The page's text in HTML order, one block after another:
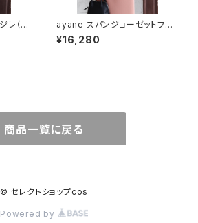
ayane スパンジョーゼットフレ
アブラウス 895128
¥16,280
商品一覧に戻る
© セレクトショップcos
Powered by